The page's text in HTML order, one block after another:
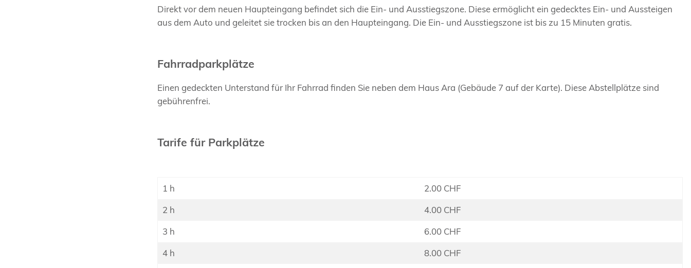
Direkt vor dem neuen Haupteingang befindet sich die Ein- und Ausstiegszone. Diese ermöglicht ein gedecktes Ein- und Aussteigen
aus dem Auto und geleitet sie trocken bis an den Haupteingang. Die Ein- und Ausstiegszone ist bis zu 15 Minuten gratis.
Fahrradparkplätze
Einen gedeckten Unterstand für Ihr Fahrrad finden Sie neben dem Haus Ara (Gebäude 7 auf der Karte). Diese Abstellplätze sind
gebührenfrei.
Tarife für Parkplätze
1 h
2.00 CHF
2 h
4.00 CHF
3 h
6.00 CHF
4 h
8.00 CHF